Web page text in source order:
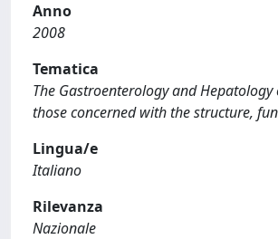
Anno
2008
Tematica
The Gastroenterology and
those concerned with the structure,
Lingua/e
Italiano
Rilevanza
Nazionale